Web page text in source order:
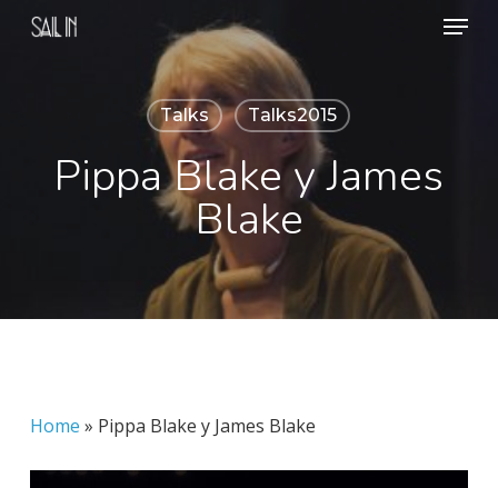
Skip
Menu
Talks Talks2015
Pippa Blake y James
Blake
Home » Pippa Blake y James Blake
Play Video